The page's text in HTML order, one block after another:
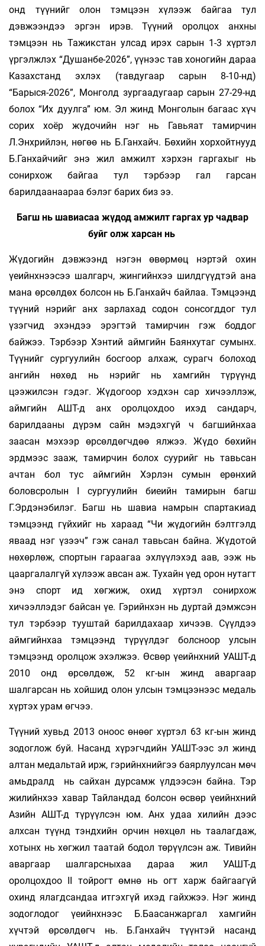
онд түүнийг олон тэмцээн хүлээж байгаа тул
дэвжээндээ эргэн ирэв. Түүний оролцох анхны
тэмцээн нь Тажикстан улсад ирэх сарын 1-3 хүртэл
үргэлжлэх “Душанбе-2026”, үүнээс тав хоногийн дараа
Казахстанд эхлэх (тавдугаар сарын 8-10-нд)
“Барыся-2026”, Монголд зургаадугаар сарын 27-29-нд
болох “Их дуулга” юм. Эл жинд Монголын багаас хүч
сорих хоёр жүдочийн нэг нь Гавьяат тамирчин
Л.Энхрийлэн, нөгөө нь Б.Ганхайч. Бөхийн хорхойтнууд
Б.Ганхайчийг энэ жил амжилт хэрхэн гаргахыг нь
сонирхож байгаа тул тэрбээр гал гарсан
барилдаанаараа бэлэг барих биз ээ.
Багш нь шавиасаа жүдод амжилт гаргах ур чадвар
буйг олж харсан нь
Жүдогийн дэвжээнд нэгэн өвөрмөц нэртэй охин
үеийнхнээсээ шалгарч, жингийнхээ шилдгүүдтэй ана
мана өрсөлдөх болсон нь Б.Ганхайч байлаа. Тэмцээнд
түүний нэрийг анх зарлахад содон сонсогддог тул
үзэгчид эхэндээ эрэгтэй тамирчин гэж боддог
байжээ. Тэрбээр Хэнтий аймгийн Баянхутаг сумынх.
Түүнийг сургуулийн босгоор алхаж, сурагч болоход
ангийн нөхөд нь нэрийг нь хамгийн түрүүнд
цээжилсэн гэдэг. Жүдогоор хэдхэн сар хичээллэж,
аймгийн АШТ-д анх оролцохдоо ихэд сандарч,
барилдааны дүрэм сайн мэдэхгүй ч багшийнхаа
заасан мэхээр өрсөлдөгчдөө ялжээ. Жүдо бөхийн
эрдмээс зааж, тамирчин болох суурийг нь тавьсан
ачтан бол тус аймгийн Хэрлэн сумын ерөнхий
боловсролын I сургуулийн биеийн тамирын багш
Г.Эрдэнэбилэг. Багш нь шавиа намрын спартакиад
тэмцээнд гүйхийг нь хараад “Чи жүдогийн бэлтгэлд
яваад нэг үзээч” гэж санал тавьсан байна. Жүдотой
нөхөрлөж, спортын гараагаа эхлүүлэхэд аав, ээж нь
цааргалалгүй хүлээж авсан аж. Тухайн үед орон нутагт
энэ спорт ид хөгжиж, охид хүртэл сонирхож
хичээллэдэг байсан үе. Гэрийнхэн нь дуртай дэмжсэн
тул тэрбээр тууштай барилдахаар хичээв. Сүүлдээ
аймгийнхаа тэмцээнд түрүүлдэг болсноор улсын
тэмцээнд оролцож эхэлжээ. Өсвөр үеийнхний УАШТ-д
2010 онд өрсөлдөж, 52 кг-ын жинд аваргаар
шалгарсан нь хойшид олон улсын тэмцээнээс медаль
хүртэх урам өгчээ.
Түүний хувьд 2013 оноос өнөөг хүртэл 63 кг-ын жинд
зодоглож буй. Насанд хүрэгчдийн УАШТ-ээс эл жинд
алтан медальтай ирж, гэрийнхнийгээ баярлуулсан мөч
амьдралд нь сайхан дурсамж үлдээсэн байна. Тэр
жилийнхээ хавар Тайландад болсон өсвөр үеийнхний
Азийн АШТ-д түрүүлсэн юм. Анх удаа хилийн дээс
алхсан түүнд тэндхийн орчин нөхцөл нь таалагдаж,
хотынх нь хөгжил таатай бодол төрүүлсэн аж. Тивийн
аваргаар шалгарсныхаа дараа жил УАШТ-д
оролцохдоо II тойрогт өмнө нь огт харж байгаагүй
охинд ялагдсандаа итгэхгүй ихэд гайхжээ. Нэг жинд
зодоглодог үеийнхнээс Б.Баасанжаргал хамгийн
хүчтэй өрсөлдөгч нь. Б.Ганхайч түүнтэй насанд